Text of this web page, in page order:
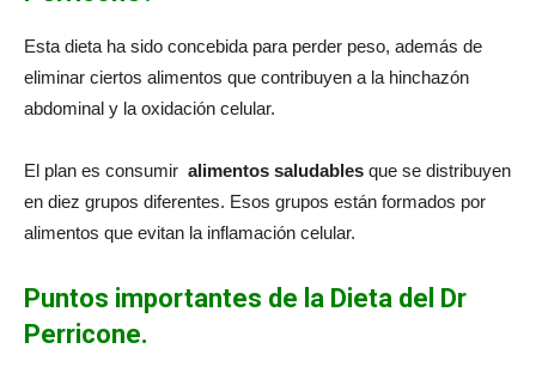
Esta dieta ha sido concebida para perder peso, además de
eliminar ciertos alimentos que contribuyen a la hinchazón
abdominal y la oxidación celular.
El plan es consumir alimentos saludables que se distribuyen
en diez grupos diferentes. Esos grupos están formados por
alimentos que evitan la inflamación celular.
Puntos importantes de la Dieta del Dr
Perricone.